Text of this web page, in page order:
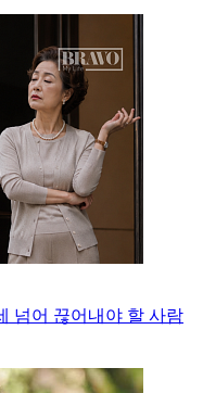
넘어 끊어내야 할 사람